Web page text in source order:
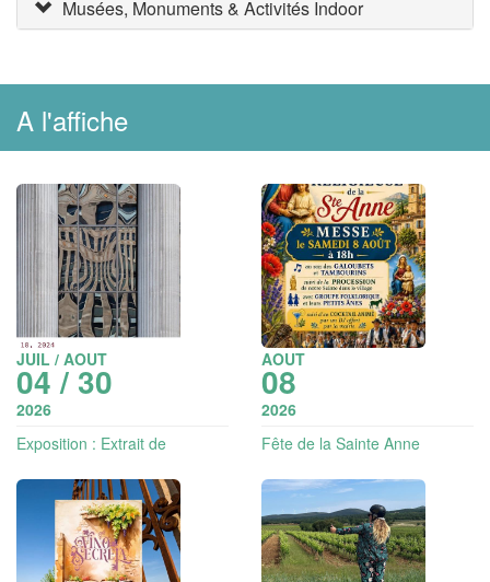
Musées, Monuments & Activités Indoor
A l'affiche
JUIL / AOUT
04 / 30
2026
Exposition : Extrait de
et vin
AOUT
08
2026
Fête de la Sainte Anne